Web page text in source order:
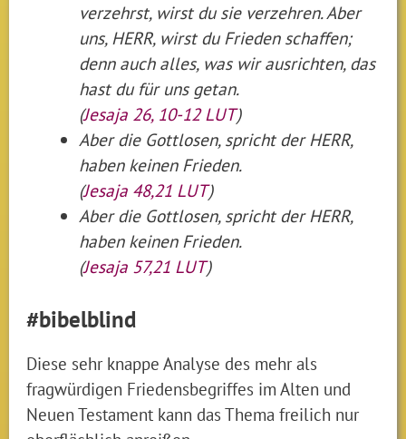
verzehrst, wirst du sie verzehren. Aber
uns, HERR, wirst du Frieden schaffen;
denn auch alles, was wir ausrichten, das
hast du für uns getan.
(Jesaja 26, 10-12 LUT)
Aber die Gottlosen, spricht der HERR,
haben keinen Frieden.
(Jesaja 48,21 LUT)
Aber die Gottlosen, spricht der HERR,
haben keinen Frieden.
(Jesaja 57,21 LUT)
#bibelblind
Diese sehr knappe Analyse des mehr als
fragwürdigen Friedensbegriffes im Alten und
Neuen Testament kann das Thema freilich nur